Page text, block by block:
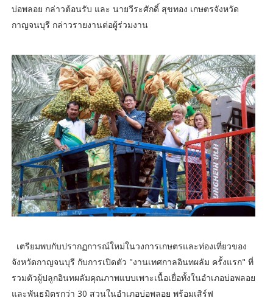
บ่อพลอย กล่าวต้อนรับ และ นายวีระศักดิ์ สุขทอง เกษตรจังหวัด
กาญจนบุรี กล่าวรายงานต่อผู้ร่วมงาน
เตรียมพบกับปรากฏการณ์ใหม่ในวงการเกษตรและท่องเที่ยวของ
จังหวัดกาญจนบุรี กับการเปิดตัว "งานเทศกาลอินทผลัม ครั้งแรก" ที่
รวมตัวผู้ปลูกอินทผลัมคุณภาพแบบเพาะเนื้อเยื่อทั้งในอำเภอบ่อพลอย
และพันธมิตรกว่า 30 สวนในอำเภอบ่อพลอย พร้อมเสิร์ฟ